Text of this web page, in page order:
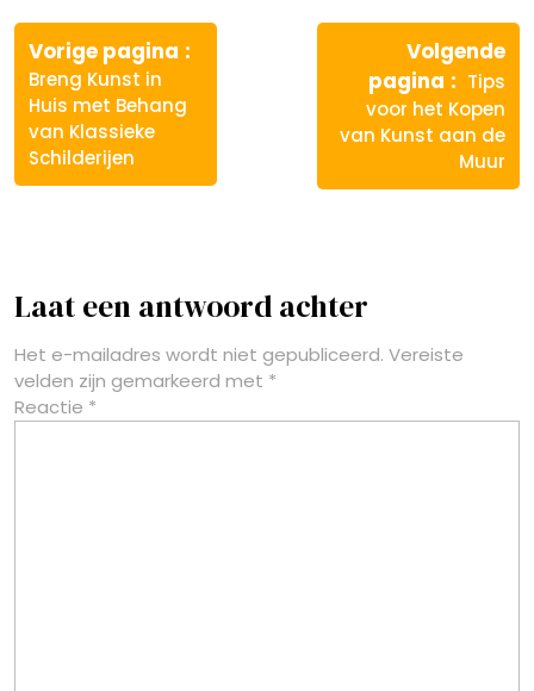
Berichtnavigatie
Vorige pagina
Breng Kunst in
Huis met Behang
van Klassieke
Schilderijen
Volgende
pagina
Tips
voor het Kopen
van Kunst aan de
Muur
Laat een antwoord achter
Het e-mailadres wordt niet gepubliceerd. Vereiste
velden zijn gemarkeerd met *
Reactie *